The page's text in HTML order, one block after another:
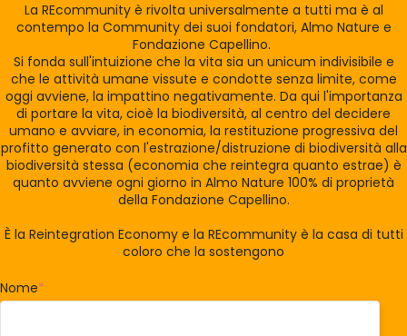
La REcommunity è rivolta universalmente a tutti ma è al
contempo la Community dei suoi fondatori, Almo Nature e
Fondazione Capellino.
Si fonda sull'intuizione che la vita sia un unicum indivisibile e
che le attività umane vissute e condotte senza limite, come
oggi avviene, la impattino negativamente. Da qui l'importanza
di portare la vita, cioè la biodiversità, al centro del decidere
umano e avviare, in economia, la restituzione progressiva del
profitto generato con l'estrazione/distruzione di biodiversità alla
biodiversità stessa (economia che reintegra quanto estrae) è
quanto avviene ogni giorno in Almo Nature 100% di proprietà
della Fondazione Capellino.
È la Reintegration Economy e la REcommunity è la casa di tutti
coloro che la sostengono
Nome*